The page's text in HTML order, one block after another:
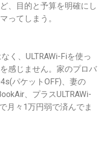
、目的と予算を明確にし
ってしまう。
く、ULTRAWi-Fiを使っ
感じません。家のプロバ
パケットOFF)、妻の
、プラスULTRAWi-
月々1万円弱で済んでま